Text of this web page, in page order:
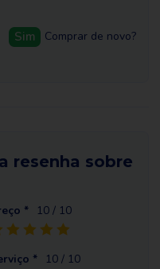
Sim Comprar de novo?
resenha sobre
* 10 / 10
* 10 / 10